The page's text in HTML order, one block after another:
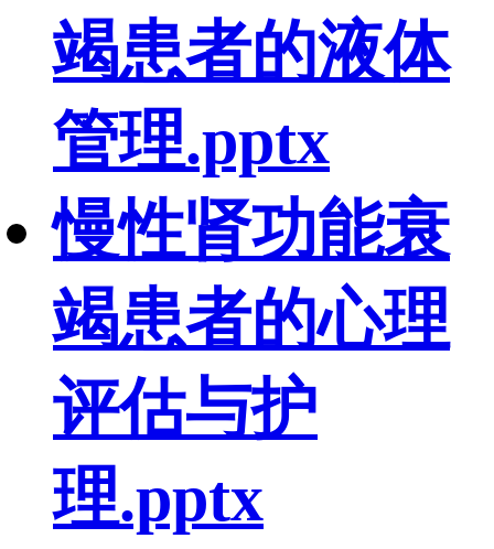
竭患者的液体
管理.pptx
慢性肾功能衰
竭患者的心理
评估与护
理.pptx